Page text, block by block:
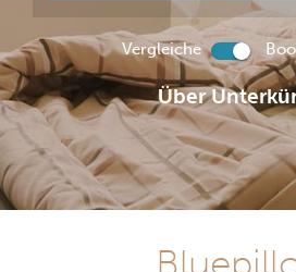
Vergleiche
Über